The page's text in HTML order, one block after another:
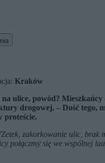
Kraków
ulice, powód?
drogowej. – Dość tego,
proteście.
zakorkowanie ulic,
połączmy się we wspólnej